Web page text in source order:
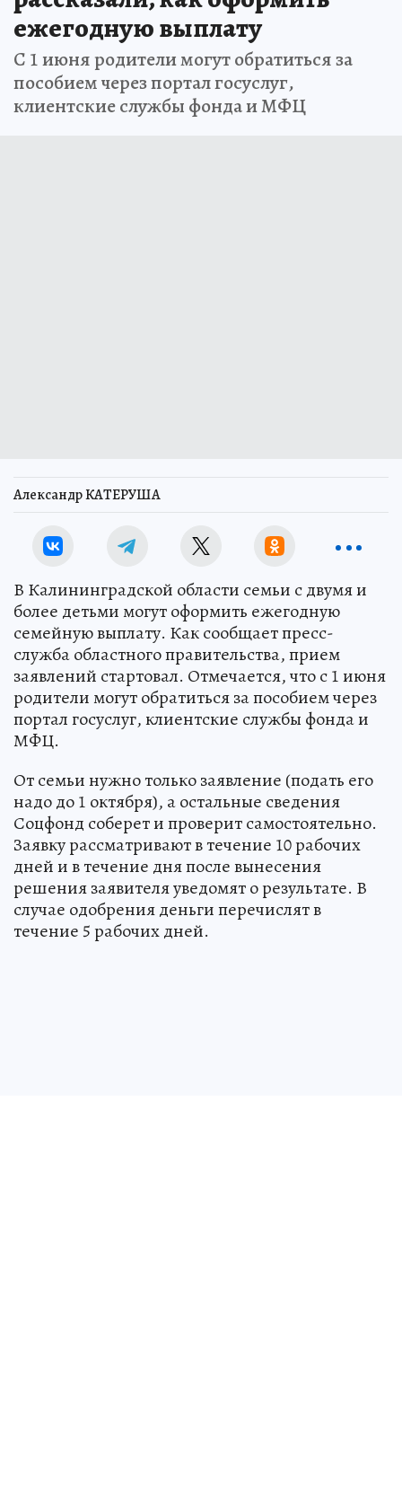
ежегодную выплату
С 1 июня родители могут обратиться за
пособием через портал госуслуг,
клиентские службы фонда и МФЦ
Александр КАТЕРУША
В Калининградской области семьи с двумя и
более детьми могут оформить ежегодную
семейную выплату. Как сообщает пресс-
служба областного правительства, прием
заявлений стартовал. Отмечается, что с 1 июня
родители могут обратиться за пособием через
портал госуслуг, клиентские службы фонда и
МФЦ.
От семьи нужно только заявление (подать его
надо до 1 октября), а остальные сведения
Соцфонд соберет и проверит самостоятельно.
Заявку рассматривают в течение 10 рабочих
дней и в течение дня после вынесения
решения заявителя уведомят о результате. В
случае одобрения деньги перечислят в
течение 5 рабочих дней.